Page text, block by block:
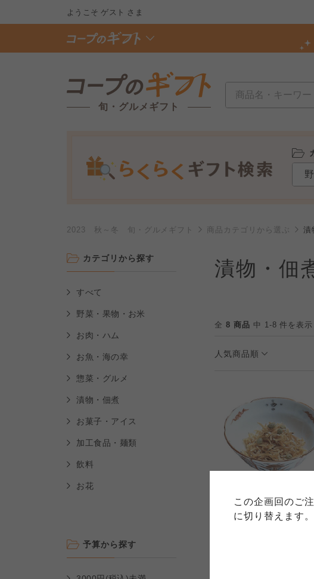
この企画回のご
に切り替えます。
ようこそゲスト さま
旬・グルメギフト
2023 秋～冬 旬・グルメギフト 商品カテゴリから選ぶ 漬
カテゴリから探す
すべて
野菜・果物・お米
お肉・ハム
お魚・海の幸
惣菜・グルメ
漬物・佃煮
お菓子・アイス
加工食品・麺類
飲料
お花
予算から探す
漬物・佃
全 8 商品 中 1-8 件を表示
人気商品順
<京都>わらびの里
手選りちりめん わ特-
ご利用約款
このサイトは7つの生協から業務委託を受
める利用約款をご確認のうえ、ご利用く
ては、コープ事業連合、ならびに各生協
コープ事業連合、ならびに各生協の「個
特定
各生協の「特定商取引法に基づく表記に